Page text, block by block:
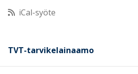
11:00
12:00
iCal-syöte
TVT-tarvikelainaamo